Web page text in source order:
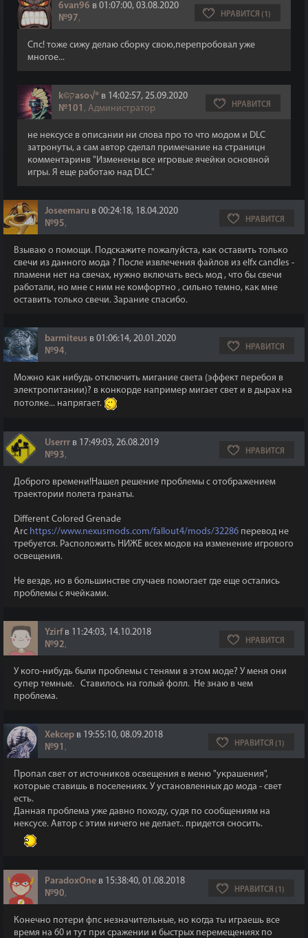
6van96 в 01:07:00, 03.08.2020
№97, НРАВИТСЯ (1)
Спс! тоже сижу делаю сборку свою,перепробовал уже
многое...
k©קaso√® в 14:02:57, 25.09.2020
№101 , Администратор НРАВИТСЯ
не нексусе в описании ни слова про то что модом и DLC
затронуты, а сам автор сделал примечание на страницн
комментаринв "Изменены все игровые ячейки основной
игры. Я еще работаю над DLC."
Joseemaru в 00:24:18, 18.04.2020
№95, НРАВИТСЯ
Взываю о помощи. Подскажите пожалуйста, как оставить только
свечи из данного мода ? После извлечения файлов из elfx candles -
пламени нет на свечах, нужно включать весь мод , что бы свечи
работали, но мне с ним не комфортно , сильно темно, как мне
оставить только свечи. Зарание спасибо.
barmiteus в 01:06:14, 20.01.2020
№94, НРАВИТСЯ
Можно как нибудь отключить мигание света (эффект перебоя в
электропитании)? в конкорде например мигает свет и в дырах на
потолке... напрягает.
Userrr в 17:49:03, 26.08.2019
№93, НРАВИТСЯ
Доброго времени!Нашел решение проблемы с отображением
траектории полета гранаты.
Different Colored Grenade
Arc https://www.nexusmods.com/fallout4/mods/32286 перевод не
требуется. Расположить НИЖЕ всех модов на изменение игрового
освещения.
Не везде, но в большинстве случаев помогает где еще остались
проблемы с ячейками.
Yzirfв 11:24:03, 14.10.2018
№92, НРАВИТСЯ
У кого-нибудь были проблемы с тенями в этом моде? У меня они
супер темные. Ставилось на голый фолл. Не знаю в чем
проблема.
Xekcep в 19:55:10, 08.09.2018
№91 , НРАВИТСЯ (1)
Пропал свет от источников освещения в меню "украшения",
которые ставишь в поселениях. У установленных до мода - свет
есть.
Данная проблема уже давно походу, судя по сообщениям на
нексусе. Автор с этим ничего не делает.. придется сносить.
ParadoxOne в 15:38:40, 01.08.2018
№90, НРАВИТСЯ (1)
Конечно потери фпс незначительные, но когда ты играешь все
время на 60 и тут при сражении и быстрых перемещениях по